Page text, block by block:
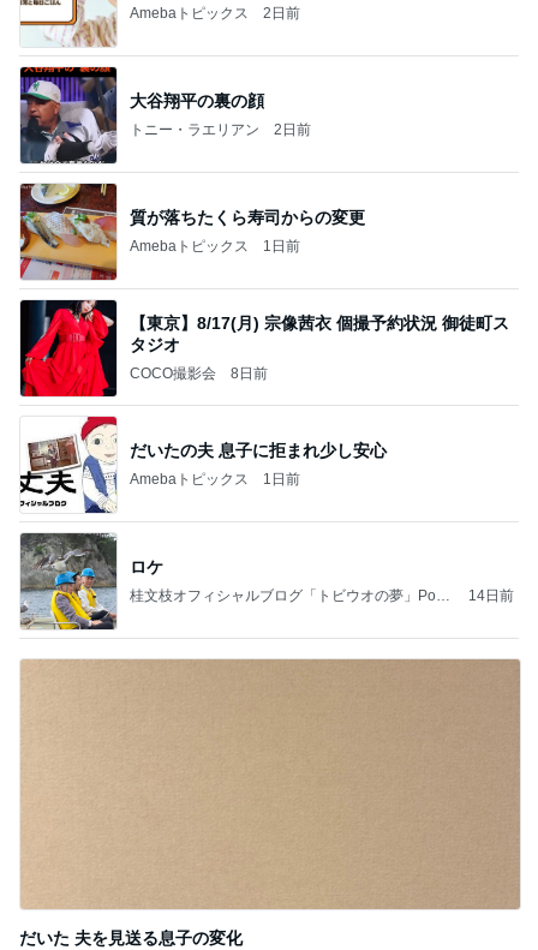
Amebaトピックス 2日前
大谷翔平の裏の顔
トニー・ラエリアン 2日前
質が落ちたくら寿司からの変更
Amebaトピックス 1日前
【東京】8/17(月) 宗像茜衣 個撮予約状況 御徒町ス
タジオ
COCO撮影会 8日前
だいたの夫 息子に拒まれ少し安心
Amebaトピックス 1日前
ロケ
桂文枝オフィシャルブログ「トビウオの夢」Pow
14日前
だいた 夫を見送る息子の変化